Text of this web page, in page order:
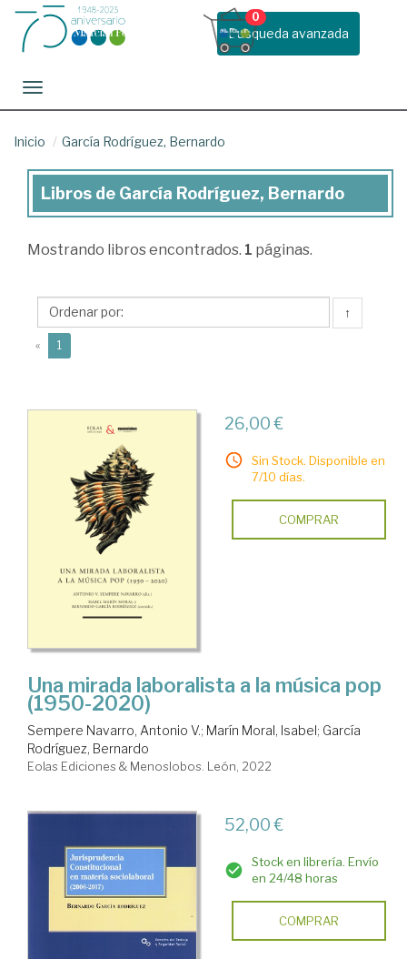
Busqueda avanzada
0
Toggle navigation
Inicio García Rodríguez, Bernardo
Libros
García
Bernardo
Libros de García Rodríguez, Bernardo
Mostrando libros encontrados. 1 páginas.
↑
« 1
26,00 €
Sin Stock. Disponible en
7/10 días.
COMPRAR
Una mirada laboralista a la música pop
(1950-2020)
Sempere Navarro, Antonio V.; Marín Moral, Isabel; García
Rodríguez, Bernardo
Eolas Ediciones & Menoslobos. León, 2022
52,00 €
Stock en librería. Envío
en 24/48 horas
COMPRAR